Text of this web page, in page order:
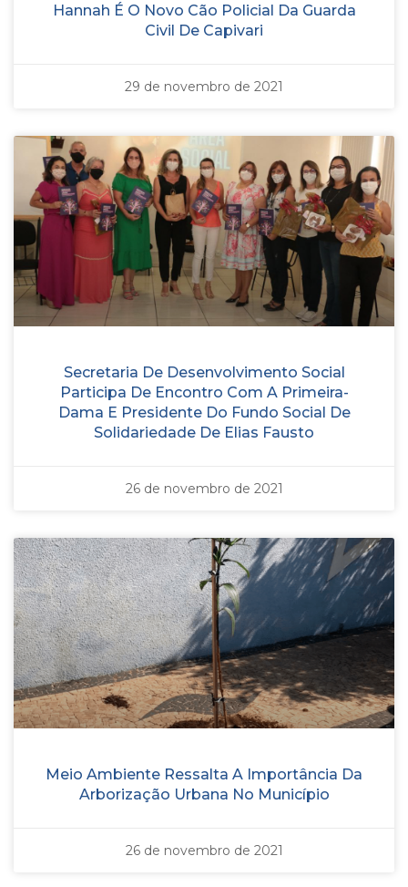
Hannah É O Novo Cão Policial Da Guarda
Civil De Capivari
29 de novembro de 2021
Secretaria De Desenvolvimento Social
Participa De Encontro Com A Primeira-
Dama E Presidente Do Fundo Social De
Solidariedade De Elias Fausto
26 de novembro de 2021
Meio Ambiente Ressalta A Importância Da
Arborização Urbana No Município
26 de novembro de 2021